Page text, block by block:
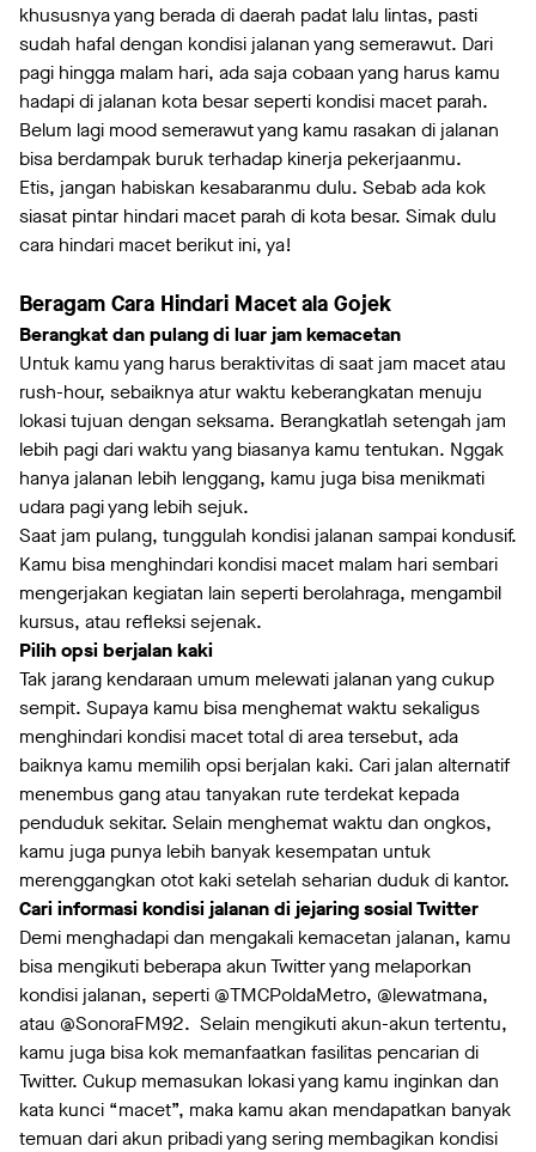
khususnya yang berada di daerah padat lalu lintas, pasti
sudah hafal dengan kondisi jalanan yang semerawut. Dari
pagi hingga malam hari, ada saja cobaan yang harus kamu
hadapi di jalanan kota besar seperti kondisi macet parah.
Belum lagi mood semerawut yang kamu rasakan di jalanan
bisa berdampak buruk terhadap kinerja pekerjaanmu.
Etis, jangan habiskan kesabaranmu dulu. Sebab ada kok
siasat pintar hindari macet parah di kota besar. Simak dulu
cara hindari macet berikut ini, ya!
Beragam Cara Hindari Macet ala Gojek
Berangkat dan pulang di luar jam kemacetan
Untuk kamu yang harus beraktivitas di saat jam macet atau
rush-hour, sebaiknya atur waktu keberangkatan menuju
lokasi tujuan dengan seksama. Berangkatlah setengah jam
lebih pagi dari waktu yang biasanya kamu tentukan. Nggak
hanya jalanan lebih lenggang, kamu juga bisa menikmati
udara pagi yang lebih sejuk.
Saat jam pulang, tunggulah kondisi jalanan sampai kondusif.
Kamu bisa menghindari kondisi macet malam hari sembari
mengerjakan kegiatan lain seperti berolahraga, mengambil
kursus, atau refleksi sejenak.
Pilih opsi berjalan kaki
Tak jarang kendaraan umum melewati jalanan yang cukup
sempit. Supaya kamu bisa menghemat waktu sekaligus
menghindari kondisi macet total di area tersebut, ada
baiknya kamu memilih opsi berjalan kaki. Cari jalan alternatif
menembus gang atau tanyakan rute terdekat kepada
penduduk sekitar. Selain menghemat waktu dan ongkos,
kamu juga punya lebih banyak kesempatan untuk
merenggangkan otot kaki setelah seharian duduk di kantor.
Cari informasi kondisi jalanan di jejaring sosial Twitter
Demi menghadapi dan mengakali kemacetan jalanan, kamu
bisa mengikuti beberapa akun Twitter yang melaporkan
kondisi jalanan, seperti @TMCPoldaMetro, @lewatmana,
atau @SonoraFM92. Selain mengikuti akun-akun tertentu,
kamu juga bisa kok memanfaatkan fasilitas pencarian di
Twitter. Cukup memasukan lokasi yang kamu inginkan dan
kata kunci “macet”, maka kamu akan mendapatkan banyak
temuan dari akun pribadi yang sering membagikan kondisi